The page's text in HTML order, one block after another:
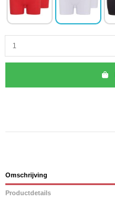
Omschrijving
Productdetails